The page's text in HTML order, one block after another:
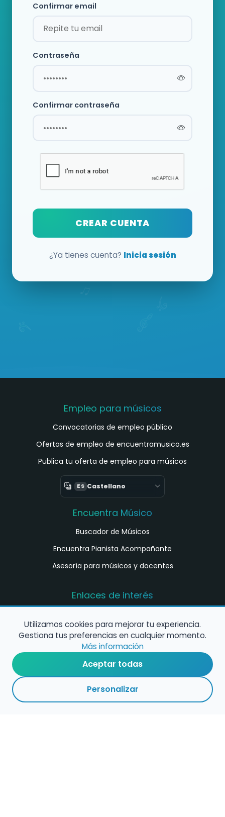
Confirmar email
Contraseña
Confirmar contraseña
CREAR CUENTA
¿Ya tienes cuenta? Inicia sesión
Empleo para músicos
Convocatorias de empleo público
Ofertas de empleo de encuentramusico.es
Publica tu oferta de empleo para músicos
ES Castellano
Encuentra Músico
Buscador de Músicos
Encuentra Pianista Acompañante
Asesoría para músicos y docentes
Enlaces de interés
música en España
Configura alertas de empleo
Contacta con nosotros
Utilizamos cookies para mejorar tu experiencia.
Gestiona tus preferencias en cualquier momento.
Más información
Aceptar todas
Personalizar